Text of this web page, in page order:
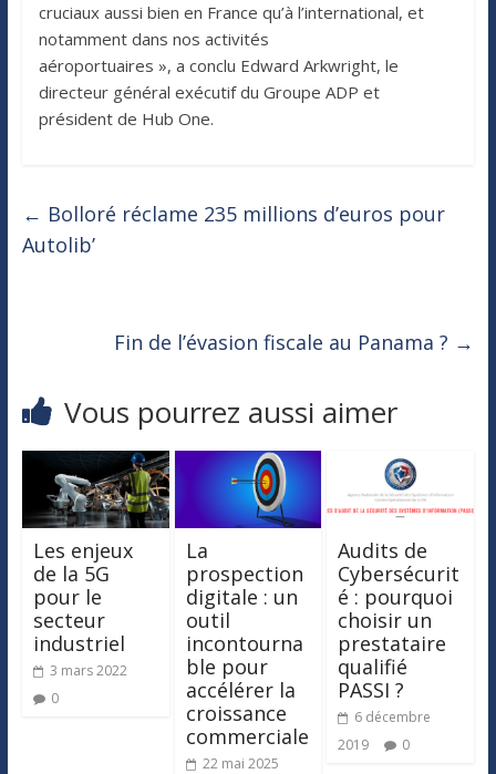
cruciaux aussi bien en France qu’à l’international, et
notamment dans nos activités
aéroportuaires », a conclu Edward Arkwright, le
directeur général exécutif du Groupe ADP et
président de Hub One.
← Bolloré réclame 235 millions d’euros pour
Autolib’
Fin de l’évasion fiscale au Panama ? →
Vous pourrez aussi aimer
Les enjeux
de la 5G
pour le
secteur
industriel
3 mars 2022
0
La
prospection
digitale : un
outil
incontourna
ble pour
accélérer la
croissance
commerciale
22 mai 2025
Audits de
Cybersécurit
é : pourquoi
choisir un
prestataire
qualifié
PASSI ?
6 décembre
2019
0